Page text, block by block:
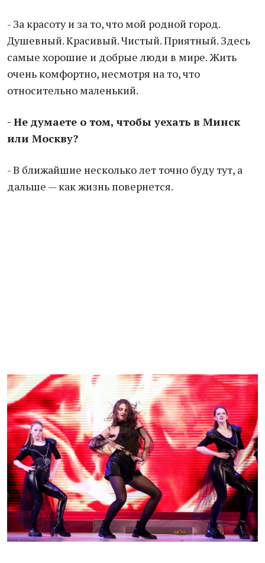
- За красоту и за то, что мой родной город.
Душевный. Красивый. Чистый. Приятный. Здесь
самые хорошие и добрые люди в мире. Жить
очень комфортно, несмотря на то, что
относительно маленький.
- Не думаете о том, чтобы уехать в Минск
или Москву?
- В ближайшие несколько лет точно буду тут, а
дальше — как жизнь повернется.